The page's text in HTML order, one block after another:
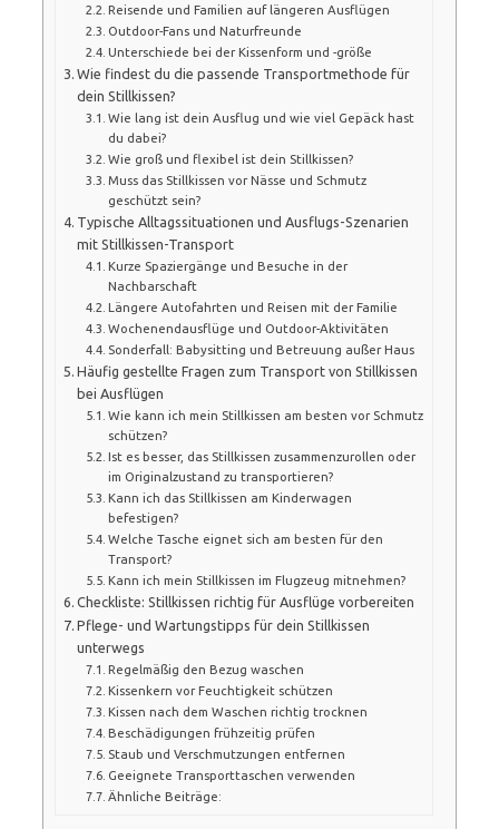
Reisende und Familien auf längeren Ausflügen
Outdoor-Fans und Naturfreunde
Unterschiede bei der Kissenform und -größe
Wie findest du die passende Transportmethode für
dein Stillkissen?
Wie lang ist dein Ausflug und wie viel Gepäck hast
du dabei?
Wie groß und flexibel ist dein Stillkissen?
Muss das Stillkissen vor Nässe und Schmutz
geschützt sein?
Typische Alltagssituationen und Ausflugs-Szenarien
mit Stillkissen-Transport
Kurze Spaziergänge und Besuche in der
Nachbarschaft
Längere Autofahrten und Reisen mit der Familie
Wochenendausflüge und Outdoor-Aktivitäten
Sonderfall: Babysitting und Betreuung außer Haus
Häufig gestellte Fragen zum Transport von Stillkissen
bei Ausflügen
Wie kann ich mein Stillkissen am besten vor Schmutz
schützen?
Ist es besser, das Stillkissen zusammenzurollen oder
im Originalzustand zu transportieren?
Kann ich das Stillkissen am Kinderwagen
befestigen?
Welche Tasche eignet sich am besten für den
Transport?
Kann ich mein Stillkissen im Flugzeug mitnehmen?
Checkliste: Stillkissen richtig für Ausflüge vorbereiten
Pflege- und Wartungstipps für dein Stillkissen
unterwegs
Regelmäßig den Bezug waschen
Kissenkern vor Feuchtigkeit schützen
Kissen nach dem Waschen richtig trocknen
Beschädigungen frühzeitig prüfen
Staub und Verschmutzungen entfernen
Geeignete Transporttaschen verwenden
Ähnliche Beiträge: